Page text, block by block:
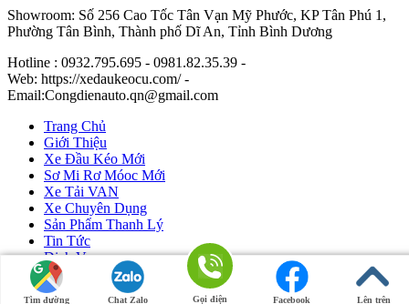
Showroom: Số 256 Cao Tốc Tân Vạn Mỹ Phước, KP Tân Phú 1,
Phường Tân Bình, Thành phố Dĩ An, Tỉnh Bình Dương
Hotline : 0932.795.695 - 0981.82.35.39 -
Web: https://xedaukeocu.com/ -
Email:Congdienauto.qn@gmail.com
Tìm đường Chat Zalo Gọi điện Facebook Lên trên
Trang Chủ
Giới Thiệu
Xe Đầu Kéo Mới
Sơ Mi Rơ Móoc Mới
Xe Tải VAN
Xe Chuyên Dụng
Sản Phẩm Thanh Lý
Tin Tức
Dịch Vụ
Liên Hệ